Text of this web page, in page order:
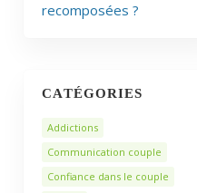
recomposées ?
CATÉGORIES
Addictions
Communication couple
Confiance dans le couple